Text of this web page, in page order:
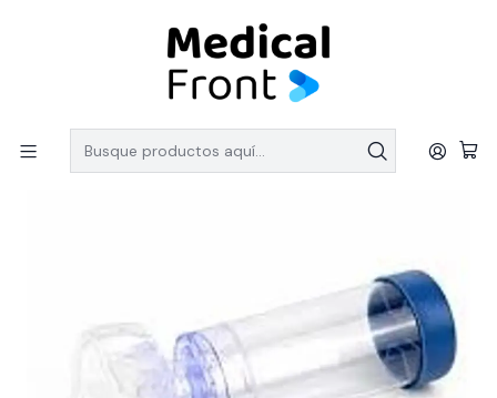
PEDIDOS SOBRE $150.000 CON ENVIO GRATIS
LINEA DESCARTABLES
AEROCAMARA PET ADULTO BIVALVULADA 450 CC